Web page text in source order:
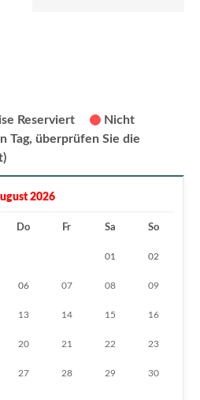
Reserviert
Nicht
Tag, überprüfen Sie die
2026
Do Fr Sa So
01 02
06 07 08 09
13 14 15 16
20 21 22 23
27 28 29 30